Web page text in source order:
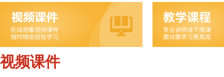
领导动态
自身建设
组工文件
政治教育和政治训练
党章党规党纪教育
视频课件